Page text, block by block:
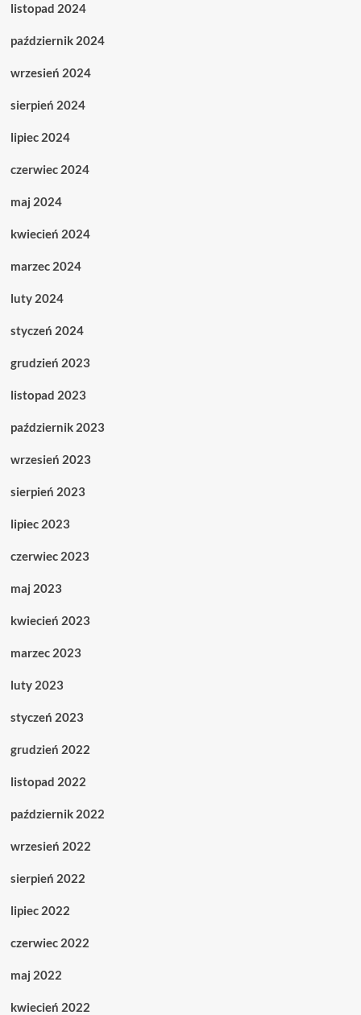
listopad 2024
październik 2024
wrzesień 2024
sierpień 2024
lipiec 2024
czerwiec 2024
maj 2024
kwiecień 2024
marzec 2024
luty 2024
styczeń 2024
grudzień 2023
listopad 2023
październik 2023
wrzesień 2023
sierpień 2023
lipiec 2023
czerwiec 2023
maj 2023
kwiecień 2023
marzec 2023
luty 2023
styczeń 2023
grudzień 2022
listopad 2022
październik 2022
wrzesień 2022
sierpień 2022
lipiec 2022
czerwiec 2022
maj 2022
kwiecień 2022